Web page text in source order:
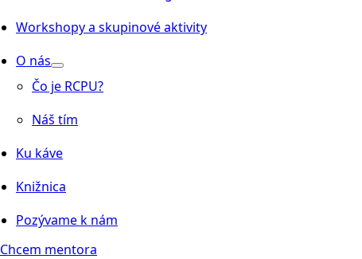
Workshopy a skupinové aktivity
O nás
Čo je RCPU?
Náš tím
Ku káve
Knižnica
Pozývame k nám
Chcem mentora